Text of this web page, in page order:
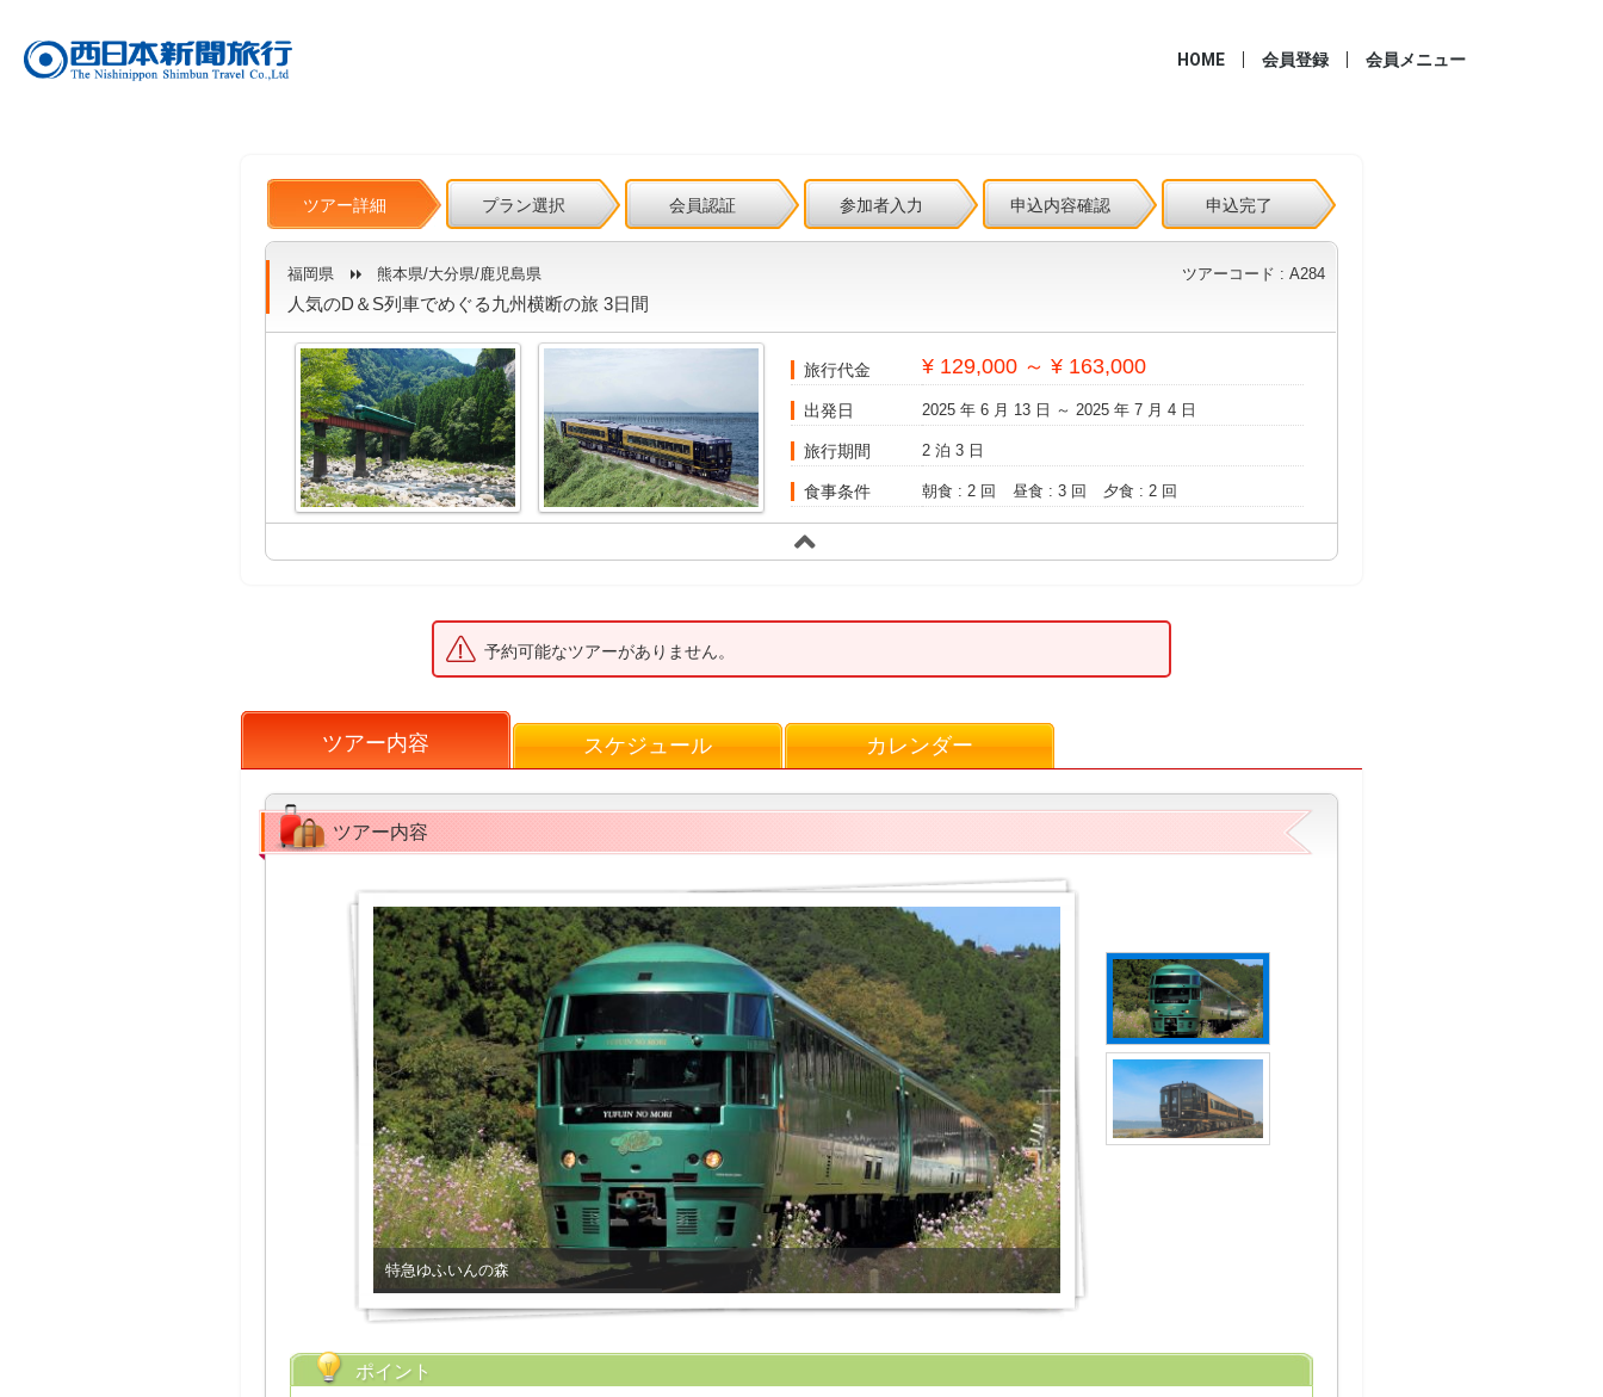
HOME 会員登録 会員メニュー
ツアー詳細 プラン選択 会員認証 参加者入力 申込内容確認 申込完了
福岡県 熊本県/大分県/鹿児島県 ツアーコード : A284
人気のD＆S列車でめぐる九州横断の旅 3日間
旅行代金 ¥ 129,000 ～ ¥ 163,000
出発日 2025 年 6 月 13 日 ～ 2025 年 7 月 4 日
旅行期間 2 泊 3 日
食事条件 朝食 : 2 回 昼食 : 3 回 夕食 : 2 回
予約可能なツアーがありません。
ツアー内容 スケジュール カレンダー
ツアー内容
特急ゆふいんの森
ポイント